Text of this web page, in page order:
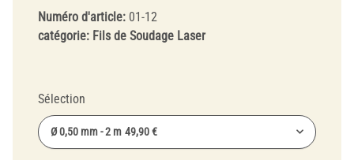
Numéro d'article: 01-12
catégorie: Fils de Soudage Laser
Sélection
Ø 0,50 mm - 2 m 49,90 €